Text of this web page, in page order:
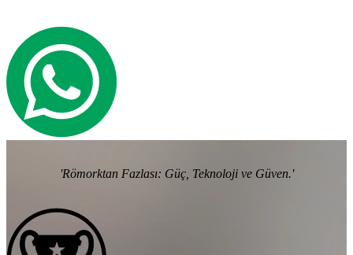
'Römorktan Fazlası: Güç, Teknoloji ve Güven.'